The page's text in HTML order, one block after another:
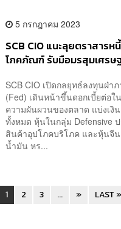
5 กรกฎาคม 2023
SCB CIO แนะลุยตราสาร
โภคภัณฑ์ รับมือมรสุมเศร
SCB CIO เปิดกลยุทธ์ลงทุนฝ่า
(Fed) เดินหน้าขึ้นดอกเบี้ยต่อ
ความผันผวนของตลาด แบ่งเงิ
ทั้งหมด หุ้นในกลุ่ม Defensive
สินค้าอุปโภคบริโภค และหุ้นจี
น้ำมัน หร...
1 2 3 ... » LAST »